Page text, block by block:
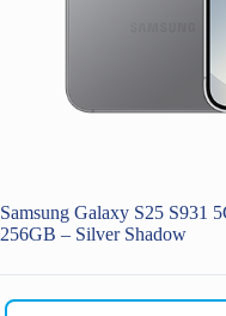
Samsung Galaxy S25 S931
256GB – Silver Shadow